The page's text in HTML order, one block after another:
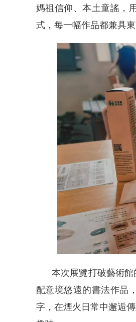
媽祖信仰、本土童謠，
式，每一幅作品都兼具
本次展覽打破藝術館
配意境悠遠的書法作品
字，在煙火日常中邂逅